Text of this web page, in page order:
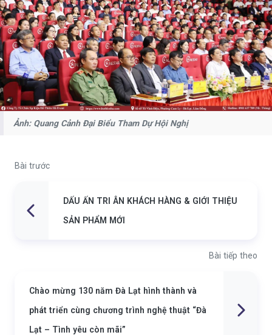
Ảnh: Quang Cảnh Đại Biểu Tham Dự Hội Nghị
Bài trước
DẤU ẤN TRI ÂN KHÁCH HÀNG & GIỚI THIỆU
SẢN PHẨM MỚI
Bài tiếp theo
Chào mừng 130 năm Đà Lạt hình thành và
phát triển cùng chương trình nghệ thuật “Đà
Lạt – Tình yêu còn mãi”